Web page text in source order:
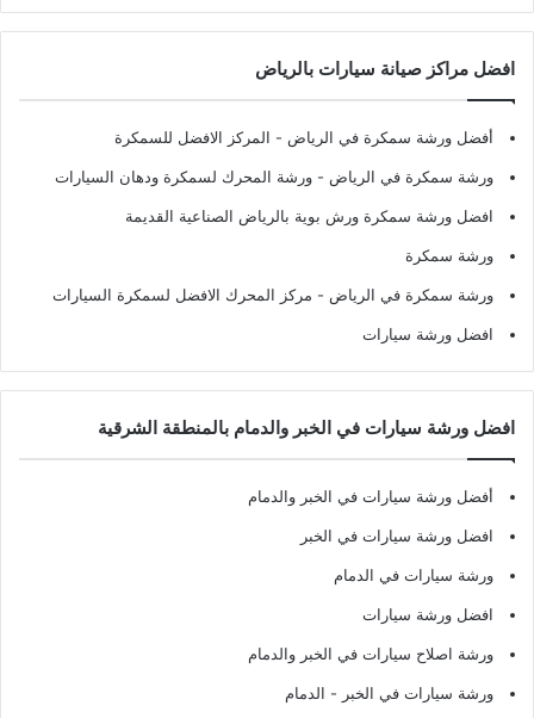
افضل مراكز صيانة سيارات بالرياض
أفضل ورشة سمكرة في الرياض - المركز الافضل للسمكرة
ورشة سمكرة في الرياض - ورشة المحرك لسمكرة ودهان السيارات
افضل ورشة سمكرة ورش بوية بالرياض الصناعية القديمة
ورشة سمكرة
ورشة سمكرة في الرياض - مركز المحرك الافضل لسمكرة السيارات
افضل ورشة سيارات
افضل ورشة سيارات في الخبر والدمام بالمنطقة الشرقية
أفضل ورشة سيارات في الخبر والدمام
افضل ورشة سيارات في الخبر
ورشة سيارات في الدمام
افضل ورشة سيارات
ورشة اصلاح سيارات في الخبر والدمام
ورشة سيارات في الخبر - الدمام